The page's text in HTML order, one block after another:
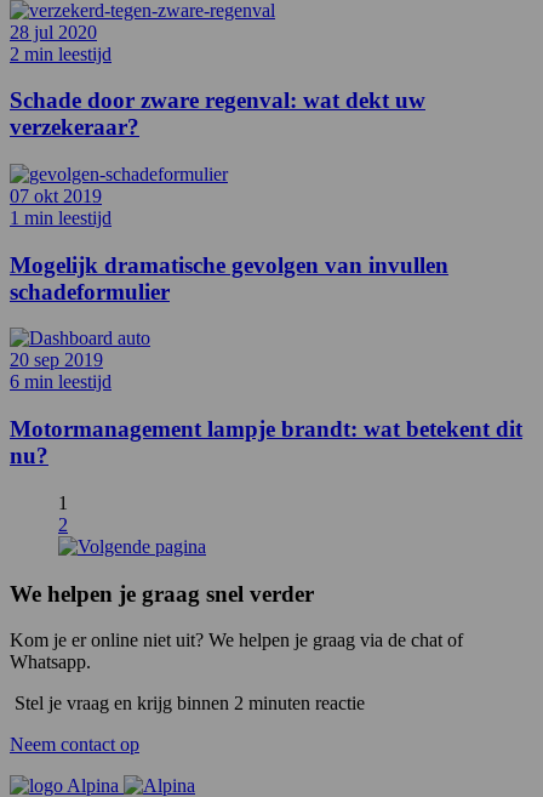
28 jul 2020
2 min leestijd
Schade door zware regenval: wat dekt uw
verzekeraar?
07 okt 2019
1 min leestijd
Mogelijk dramatische gevolgen van invullen
schadeformulier
20 sep 2019
6 min leestijd
Motormanagement lampje brandt: wat betekent dit
nu?
1
2
We helpen je graag snel verder
Kom je er online niet uit? We helpen je graag via de chat of
Whatsapp.
Stel je vraag en krijg binnen 2 minuten reactie
Neem contact op